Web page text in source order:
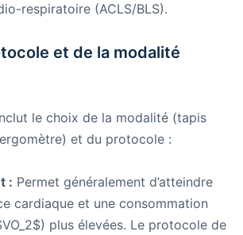
respiratoire (ACLS/BLS).
et de la modalité
le choix de la modalité (tapis
et du protocole :
: Permet généralement d’atteindre
cardiaque et une consommation
plus élevées. Le protocole de